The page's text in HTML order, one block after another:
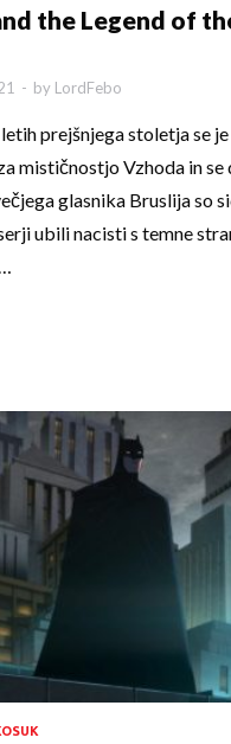
the Legend of
- by LordFebo
prejšnjega stoletja se
mističnostjo Vzhoda in se
glasnika Bruslija so
ubili nacisti s temne